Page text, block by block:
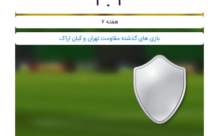
هفته ۷
بازی های گذشته مقاومت تهران و کیان اراک